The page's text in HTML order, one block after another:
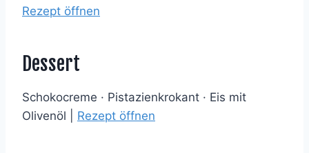
Rezept öffnen
Dessert
Schokocreme · Pistazienkrokant · Eis mit
Olivenöl | Rezept öffnen